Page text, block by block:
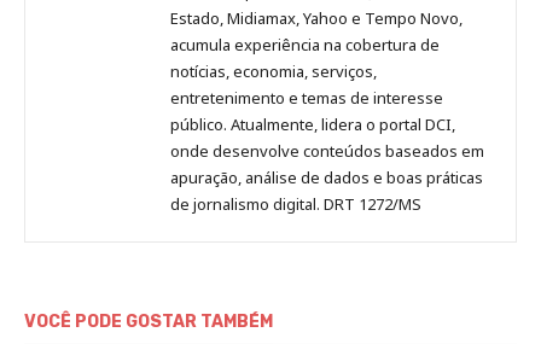
Estado, Midiamax, Yahoo e Tempo Novo,
acumula experiência na cobertura de
notícias, economia, serviços,
entretenimento e temas de interesse
público. Atualmente, lidera o portal DCI,
onde desenvolve conteúdos baseados em
apuração, análise de dados e boas práticas
de jornalismo digital. DRT 1272/MS
VOCÊ PODE GOSTAR TAMBÉM